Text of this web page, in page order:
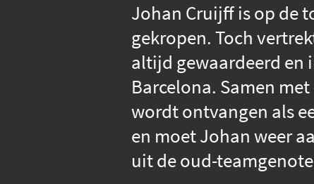
Johan Cruijff is op de
gekropen. Toch
altijd gewaardeerd en
Barcelona. Samen
wordt ontvangen als
en moet Johan weer
uit de oud-